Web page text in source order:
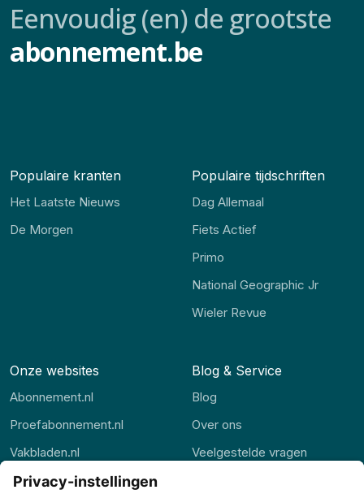
Eenvoudig (en) de grootste
abonnement.be
Populaire kranten
Het Laatste Nieuws
De Morgen
Populaire tijdschriften
Dag Allemaal
Fiets Actief
Primo
National Geographic Jr
Wieler Revue
Onze websites
Abonnement.nl
Proefabonnement.nl
Vakbladen.nl
Abonnement.be
Blog & Service
Blog
Over ons
Veelgestelde vragen